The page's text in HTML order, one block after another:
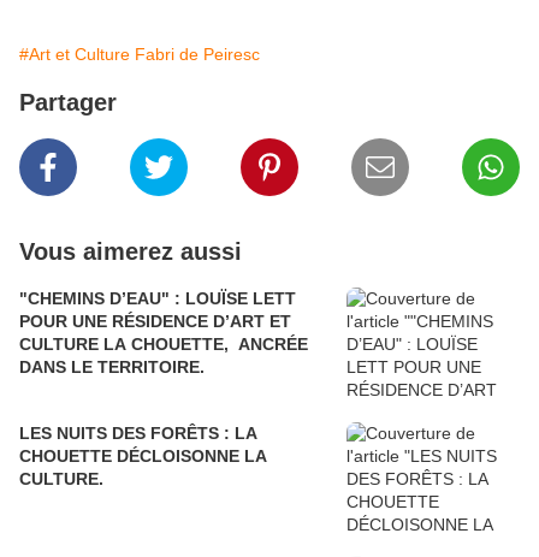
#Art et Culture Fabri de Peiresc
Partager
Vous aimerez aussi
"CHEMINS D’EAU" : LOUÏSE LETT
POUR UNE RÉSIDENCE D’ART ET
CULTURE LA CHOUETTE, ANCRÉE
DANS LE TERRITOIRE.
LES NUITS DES FORÊTS : LA
CHOUETTE DÉCLOISONNE LA
CULTURE.